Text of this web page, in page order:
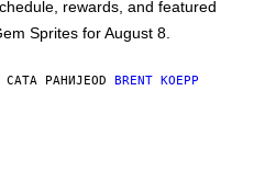
rewards, and featured
Sprites for August 8.
САТА РАНИЈЕOD BRENT KOEPP